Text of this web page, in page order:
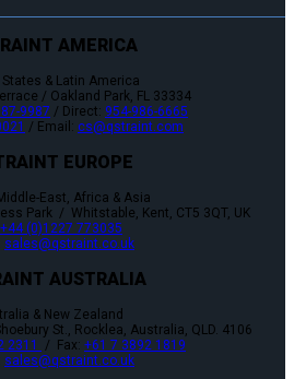
AMERICA
& Latin America
/ Oakland Park, FL 33334
9987 / Direct: 954-986-6665
/ Email: cs@qstraint.com
EUROPE
East, Africa & Asia
Park / Whitstable, Kent, CT5 3QT, UK
+44 (0)1227 773035
sales@qstraint.co.uk
AUSTRALIA
& New Zealand
St., Rocklea, Australia, QLD. 4106
2311 / Fax: +61 7 3892 1819
sales@qstraint.co.uk